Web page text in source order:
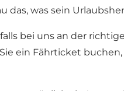
das, was sein
bei uns an der
ein Fährticket